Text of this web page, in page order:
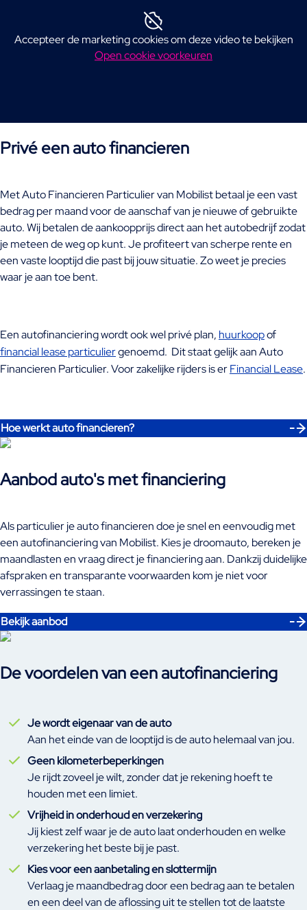
Privé een auto financieren
Met Auto Financieren Particulier van Mobilist betaal je een vast
bedrag per maand voor de aanschaf van je nieuwe of gebruikte
auto. Wij betalen de aankoopprijs direct aan het autobedrijf zodat
je meteen de weg op kunt. Je profiteert van scherpe rente en
een vaste looptijd die past bij jouw situatie. Zo weet je precies
waar je aan toe bent.
Een autofinanciering wordt ook wel privé plan, huurkoopof
financial lease particuliergenoemd. Dit staat gelijk aan Auto
Financieren Particulier. Voor zakelijke rijders is erFinancial Lease.
Hoe werkt auto financieren?
Accepteer de marketing cookies om deze video te bekijken
Open cookie voorkeuren
Aanbod auto's met financiering
Als particulier je auto financieren doe je snel en eenvoudig met
een autofinanciering van Mobilist. Kies je droomauto, bereken je
maandlasten en vraag direct je financiering aan. Dankzij duidelijke
afspraken en transparante voorwaarden kom je niet voor
verrassingen te staan.
Bekijk aanbod
De voordelen van een autofinanciering
Je wordt eigenaar van de auto
Aan het einde van de looptijd is de auto helemaal van jou.
Geen kilometerbeperkingen
Je rijdt zoveel je wilt, zonder dat je rekening hoeft te
houden met een limiet.
Vrijheid in onderhoud en verzekering
Jij kiest zelf waar je de auto laat onderhouden en welke
verzekering het beste bij je past.
Kies voor een aanbetaling en slottermijn
Verlaag je maandbedrag door een bedrag aan te betalen
en een deel van de aflossing uit te stellen tot de laatste